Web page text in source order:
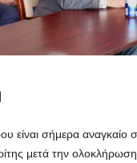
είναι σήμερα
μετά την